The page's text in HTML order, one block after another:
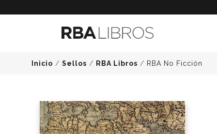
Inicio / Sellos / RBA Libros / RBA No Ficción